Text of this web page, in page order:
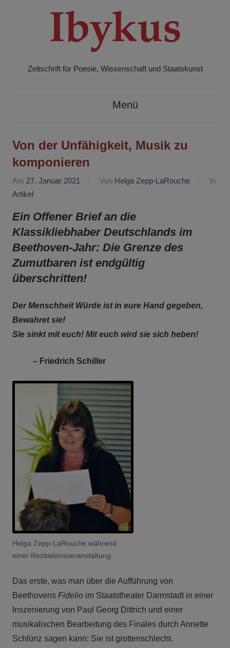
Zeitschrift für Poesie, Wissenschaft und Staatskunst
Menü
Von der Unfähigkeit, Musik zu
komponieren
Am 27. Januar 2021 Von Helga Zepp-LaRouche
In
Artikel
Ein Offener Brief an die
Klassikliebhaber Deutschlands im
Beethoven-Jahr: Die Grenze des
Zumutbaren ist endgültig
überschritten!
Der Menschheit Würde ist in eure Hand gegeben,
Bewahret sie!
Sie sinkt mit euch! Mit euch wird sie sich heben!
– Friedrich Schiller
Helga Zepp-LaRouche während
einer Rezitationsveranstaltung.
Das erste, was man über die Aufführung von
Beethovens Fidelio im Staatstheater Darmstadt in einer
Inszenierung von Paul Georg Dittrich und einer
musikalischen Bearbeitung des Finales durch Annette
Schlünz sagen kann: Sie ist grottenschlecht.